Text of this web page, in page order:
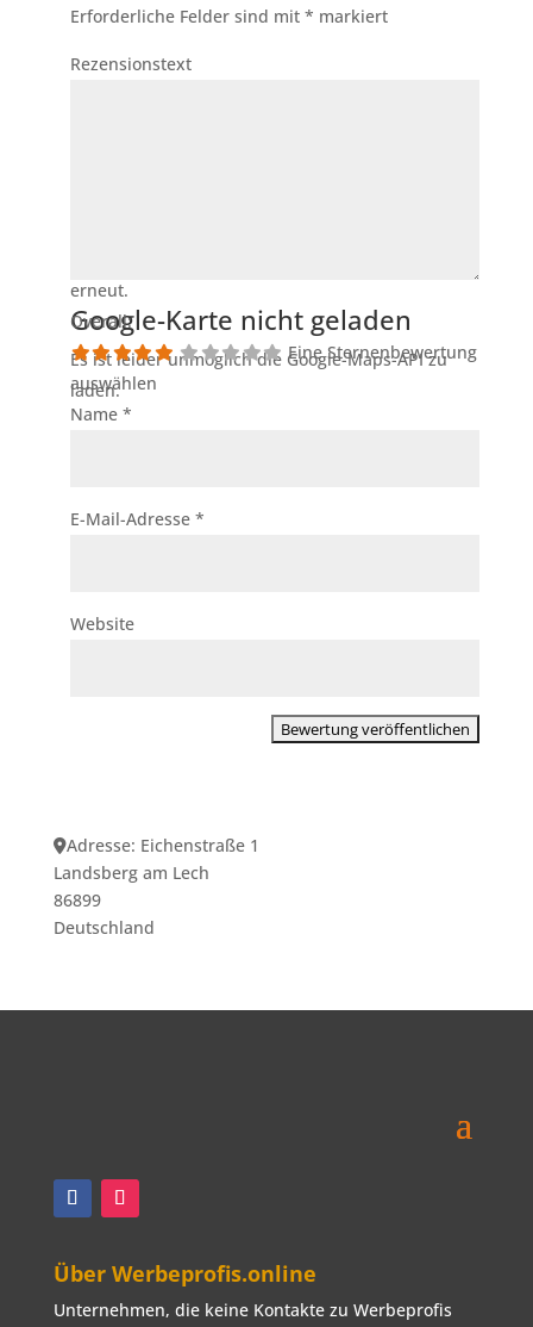
erneut.
Google-Karte nicht geladen
Es ist leider unmöglich die Google-Maps-API zu
laden.
Erforderliche Felder sind mit * markiert
Rezensionstext
Overall:
Eine Sternenbewertung
auswählen
Name *
E-Mail-Adresse *
Website
Adresse: Eichenstraße 1
Landsberg am Lech
86899
Deutschland
Über Werbeprofis.online
Unternehmen, die keine Kontakte zu Werbeprofis